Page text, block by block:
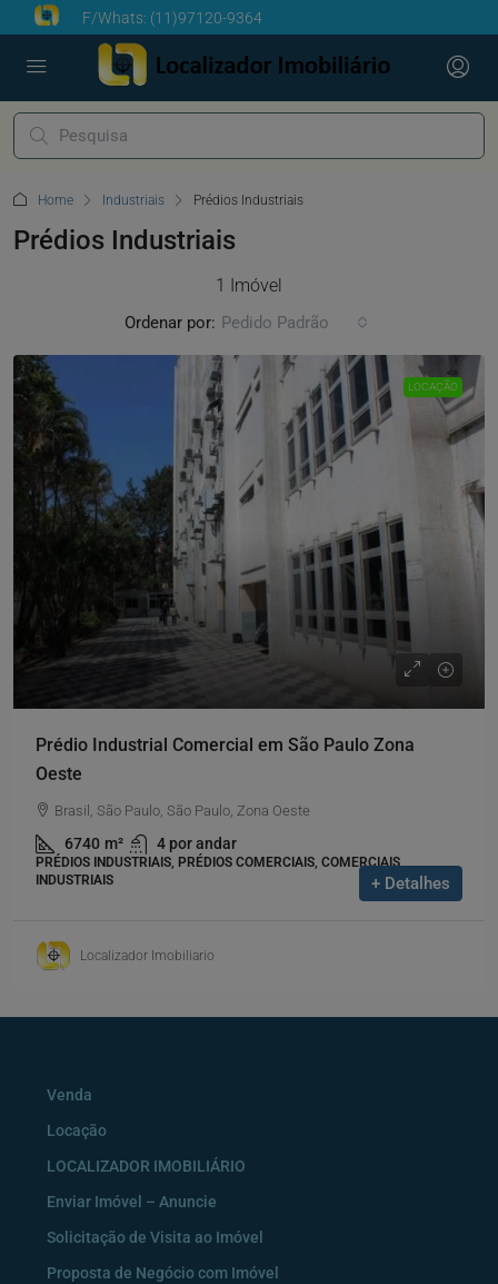
F/Whats: (11)97120-9364
Home Industriais Prédios Industriais
Prédios Industriais
1 Imóvel
Ordenar por: Pedido Padrão
LOCAÇÃO
Prédio Industrial Comercial em São Paulo Zona
Oeste
Brasil, São Paulo, São Paulo, Zona Oeste
6740 m² 4 por andar
PRÉDIOS INDUSTRIAIS, PRÉDIOS COMERCIAIS, COMERCIAIS,
INDUSTRIAIS
+ Detalhes
Localizador Imobiliario
Venda
Locação
LOCALIZADOR IMOBILIÁRIO
Enviar Imóvel – Anuncie
Solicitação de Visita ao Imóvel
Proposta de Negócio com Imóvel